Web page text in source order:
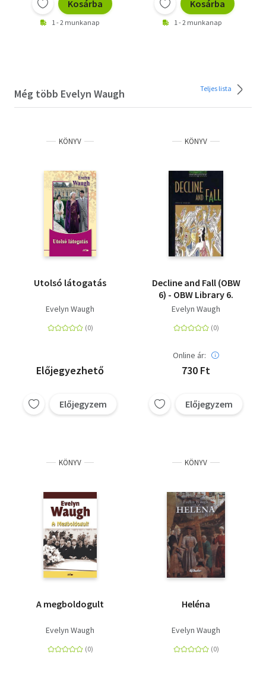
Kosárba
1 - 2 munkanap
Kosárba
1 - 2 munkanap
Még több Evelyn Waugh Teljes lista
KÖNYV
Utolsó látogatás
Evelyn Waugh
Előjegyezhető
Előjegyzem
KÖNYV
Decline and Fall (OBW
6) - OBW Library 6.
Evelyn Waugh
Online ár:
730 Ft
Előjegyzem
KÖNYV
A megboldogult
Evelyn Waugh
KÖNYV
Heléna
Evelyn Waugh